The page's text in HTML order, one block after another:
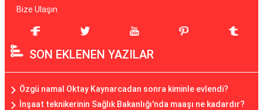
Bize Ulaşın
SON EKLENEN YAZILAR
Özgü namal Oktay Kaynarcadan sonra kiminle evlendi?
İnşaat teknikerinin Sağlık Bakanlığı'nda maaşı ne kadardır?